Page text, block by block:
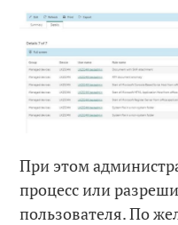
При этом
процесс или
пользователя. По